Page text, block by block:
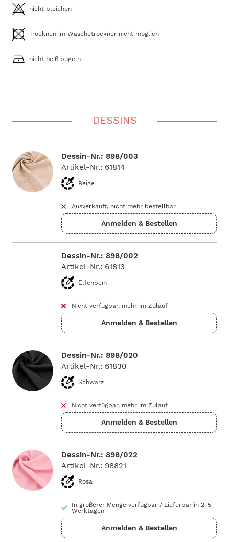
nicht bleichen
Trocknen im Wäschetrockner nicht möglich
nicht heiß bügeln
DESSINS
Dessin-Nr.: 898/003
Artikel-Nr.: 61814
Beige
Ausverkauft, nicht mehr bestellbar
Dessin-Nr.: 898/002
Artikel-Nr.: 61813
Elfenbein
Nicht verfügbar, mehr im Zulauf
Dessin-Nr.: 898/020
Artikel-Nr.: 61830
Schwarz
Nicht verfügbar, mehr im Zulauf
Dessin-Nr.: 898/022
Artikel-Nr.: 98821
Rosa
In größerer Menge verfügbar / Lieferbar in 2-5
Werktagen